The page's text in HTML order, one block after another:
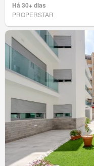
Há 30+ dias
PROPERSTAR